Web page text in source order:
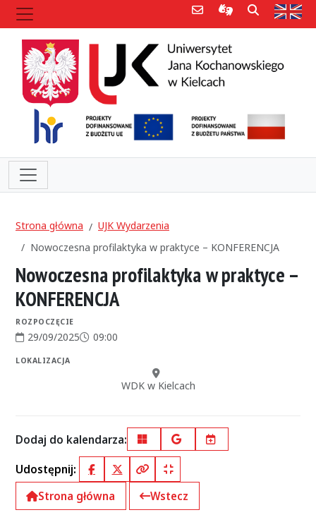
Poczta e-mailInformacje dla
Szukaj
Strona główna
UJK Wydarzenia
Nowoczesna profilaktyka w praktyce – KONFERENCJA
Nowoczesna profilaktyka w praktyce –
KONFERENCJA
ROZPOCZĘCIE
Data rozpoczęcia:
29/09/2025Godzina rozpoczęcia:
09:00
LOKALIZACJA
Miejsce:
WDK w Kielcach
Dodaj do kalendarza: OutlookGoogle Calendar
iCal
Udostępnij:
FacebookX (Twitter)
Kopiuj pełny link
Kopiuj krótki link
Strona główna
Wstecz